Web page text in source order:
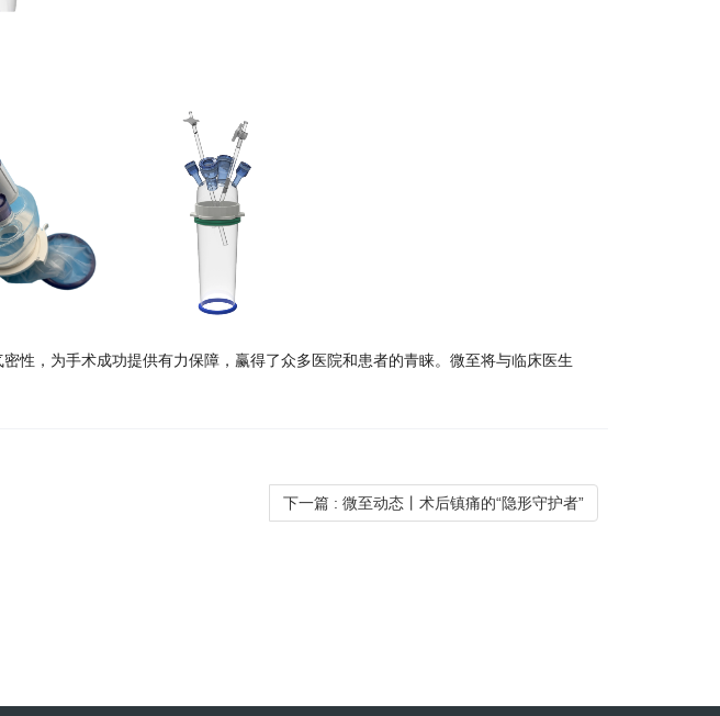
，为手术成功提供有力保障，赢得了众多医院和患者的青睐。微至将与临床医生
下一篇 : 微至动态丨术后镇痛的“隐形守护者”